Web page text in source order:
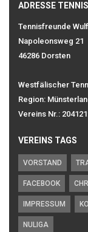
ADRESSE
Tennisfreunde
Napoleonsweg 21
46286 Dorsten
Westfälischer
Region:
Vereins Nr.:
VEREINS TAGS
VORSTAND
FACEBOOK
IMPRESSUM
NULIGA